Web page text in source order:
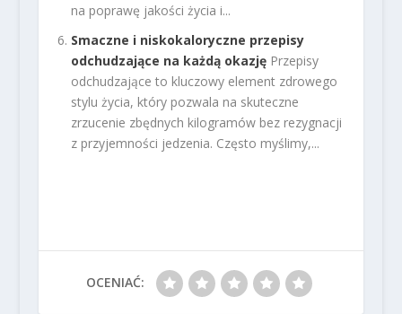
na poprawę jakości życia i...
Smaczne i niskokaloryczne przepisy
odchudzające na każdą okazję Przepisy
odchudzające to kluczowy element zdrowego
stylu życia, który pozwala na skuteczne
zrzucenie zbędnych kilogramów bez rezygnacji
z przyjemności jedzenia. Często myślimy,...
OCENIAĆ: